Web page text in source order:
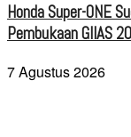
Honda Super-ONE
Pembukaan GIIAS
7 Agustus 2026